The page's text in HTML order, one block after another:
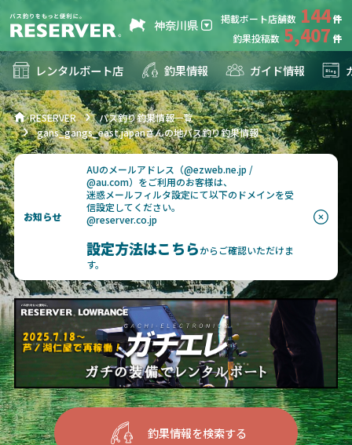
神奈川県 掲載ボート店舗数 144
釣果投稿数 5,407
レンタルボート店 釣果情報 ガイド情報
RESERVER
バス釣り釣果情報一覧
gans_gangs_east.japanさんの地バス釣り釣果情報
お知らせ
AUのメールアドレス（@ezweb.ne.jp /
@au.com）をご利用のお客様は、
迷惑メールフィルタ設定にて以下のドメインを受
信設定してください。
@reserver.co.jp
設定方法はこちらからご確認いただけま
す。
釣果情報を検索する